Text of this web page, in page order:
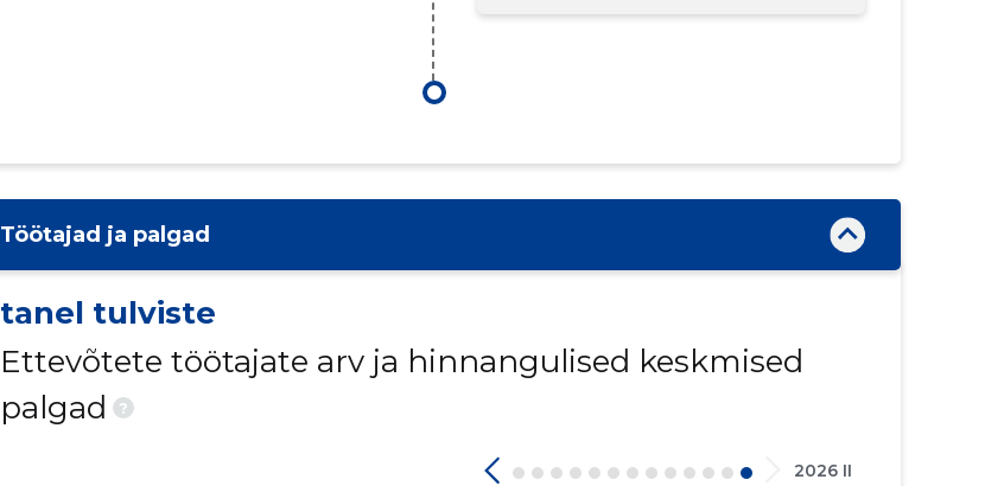
Töötajad ja palgad
tanel tulviste
Ettevõtete töötajate arv ja hinnangulised keskmised
palgad
?
2026 II